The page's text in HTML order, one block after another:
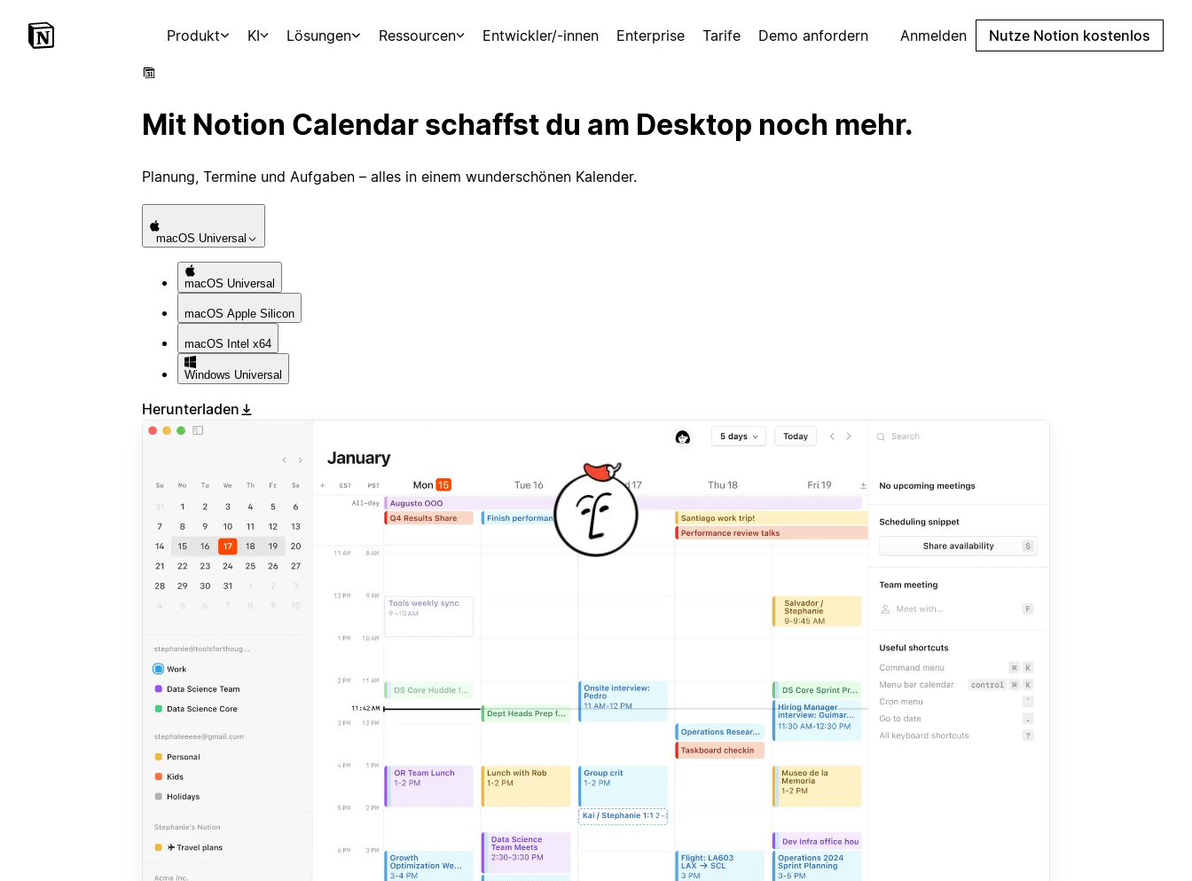
Produkt KI Lösungen Ressourcen Entwickler/-innen Enterprise Tarife Demo anfordern Anmelden Nutze Notion kostenlos
Mit Notion Calendar schaffst du am Desktop noch mehr.
Planung, Termine und Aufgaben – alles in einem wunderschönen Kalender.
macOS Universal
macOS Universal
macOS Apple Silicon
macOS Intel x64
Windows Universal
Herunterladen